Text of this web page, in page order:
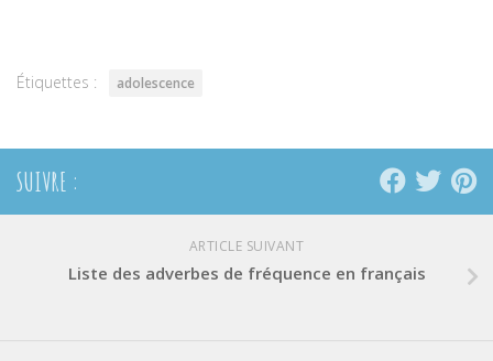
Étiquettes : adolescence
SUIVRE :
ARTICLE SUIVANT
Liste des adverbes de fréquence en français